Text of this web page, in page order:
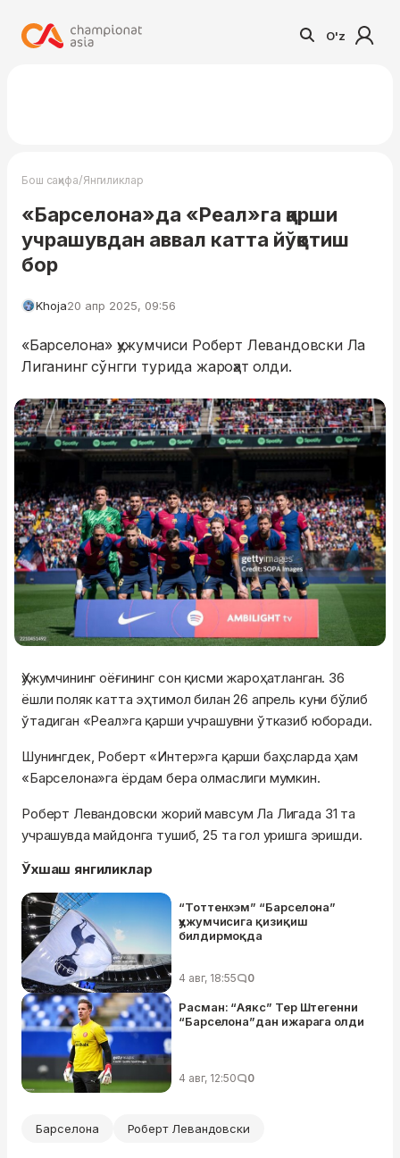
O'z
Бош саҳифа/Янгиликлар
«Барселона»да «Реал»га қарши
учрашувдан аввал катта йўқотиш
бор
Khoja20 апр 2025, 09:56
«Барселона» ҳужумчиси Роберт Левандовски Ла
Лиганинг сўнгги турида жароҳат олди.
Ҳужумчининг оёғининг сон қисми жароҳатланган. 36
ёшли поляк катта эҳтимол билан 26 апрель куни бўлиб
ўтадиган «Реал»га қарши учрашувни ўтказиб юборади.
Шунингдек, Роберт «Интер»га қарши баҳсларда ҳам
«Барселона»га ёрдам бера олмаслиги мумкин.
Роберт Левандовски жорий мавсум Ла Лигада 31 та
учрашувда майдонга тушиб, 25 та гол уришга эришди.
Ўхшаш янгиликлар
“Тоттенхэм” “Барселона”
ҳужумчисига қизиқиш
билдирмоқда
4 авг, 18:55 0
Расман: “Аякс” Тер Штегенни
“Барселона”дан ижарага олди
4 авг, 12:50 0
Барселона Роберт Левандовски